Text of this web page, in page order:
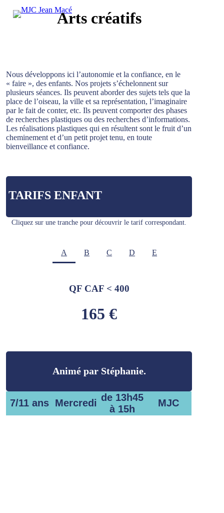
Arts créatifs
Nous développons ici l’autonomie et la confiance, en le
« faire », des enfants. Nos projets s’échelonnent sur
plusieurs séances. Ils peuvent aborder des sujets tels que la
place de l’oiseau, la ville et sa représentation, l’imaginaire
par le fait de conter, etc. Ils peuvent comporter des phases
de recherches plastiques ou des recherches d’informations.
Les réalisations plastiques qui en résultent sont le fruit d’un
cheminement et d’un petit projet tenu, en toute
bienveillance et confiance.
TARIFS ENFANT
Cliquez sur une tranche pour découvrir le tarif correspondant.
A B C D E
QF CAF < 400
165 €
Animé par Stéphanie.
7/11 ans Mercredi de 13h45
à 15h
MJC